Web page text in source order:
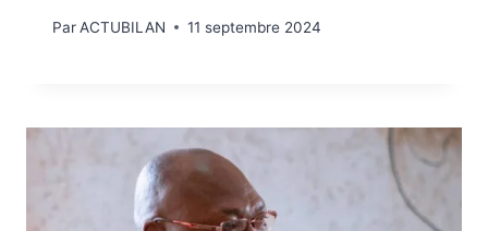
ParACTUBILAN 11 septembre 2024